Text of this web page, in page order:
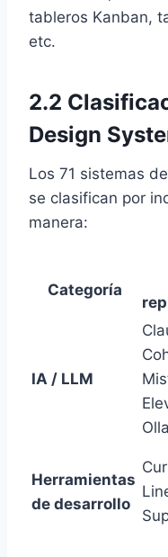
tableros Kanban,
etc.
2.2
Design
Los 71 sistemas
se clasifican por
manera:
Categoría
IA / LLM
Herramientas
de desarrollo